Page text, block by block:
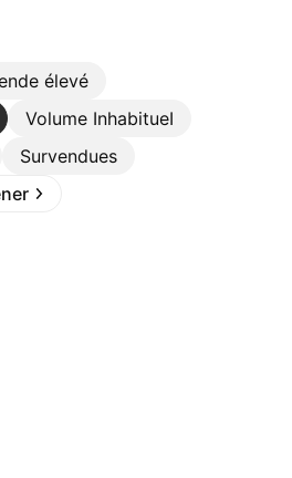
élevé
Volume InhabitueI
Survendues